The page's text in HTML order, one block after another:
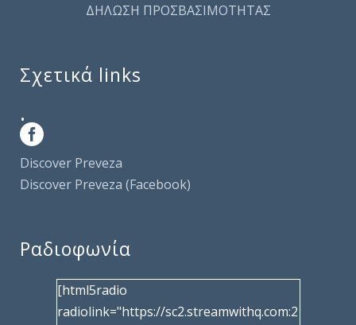
ΔΗΛΩΣΗ ΠΡΟΣΒΑΣΙΜΟΤΗΤΑΣ
Σχετικά links
.
Discover Preveza
Discover Preveza (Facebook)
Ραδιοφωνία
[html5radio
radiolink="https://sc2.streamwithq.com:2